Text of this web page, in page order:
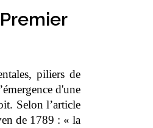
piliers de
d'une
Selon l’article
de 1789 : « la